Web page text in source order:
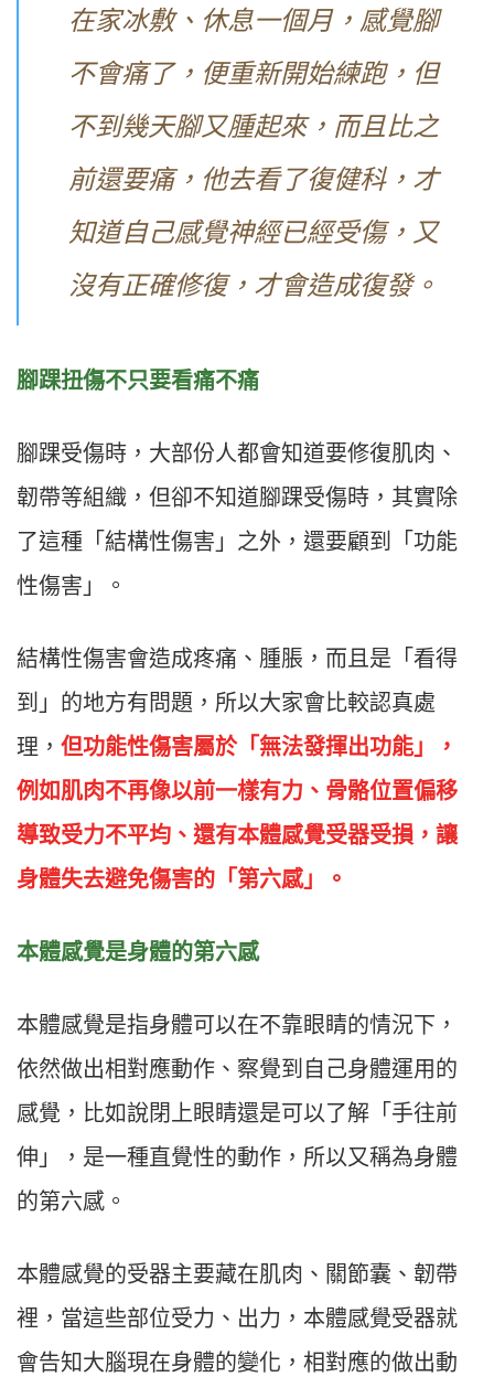
在家冰敷、休息一個月，感覺腳
不會痛了，便重新開始練跑，但
不到幾天腳又腫起來，而且比之
前還要痛，他去看了復健科，才
知道自己感覺神經已經受傷，又
沒有正確修復，才會造成復發。
腳踝扭傷不只要看痛不痛
腳踝受傷時，大部份人都會知道要修復肌肉、
韌帶等組織，但卻不知道腳踝受傷時，其實除
了這種「結構性傷害」之外，還要顧到「功能
性傷害」。
結構性傷害會造成疼痛、腫脹，而且是「看得
到」的地方有問題，所以大家會比較認真處
理， 但功能性傷害屬於「無法發揮出功能」，
例如肌肉不再像以前一樣有力、骨骼位置偏移
導致受力不平均、還有本體感覺受器受損，讓
身體失去避免傷害的「第六感」。
本體感覺是身體的第六感
本體感覺是指身體可以在不靠眼睛的情況下，
依然做出相對應動作、察覺到自己身體運用的
感覺，比如說閉上眼睛還是可以了解「手往前
伸」，是一種直覺性的動作，所以又稱為身體
的第六感。
本體感覺的受器主要藏在肌肉、關節囊、韌帶
裡，當這些部位受力、出力，本體感覺受器就
會告知大腦現在身體的變化，相對應的做出動